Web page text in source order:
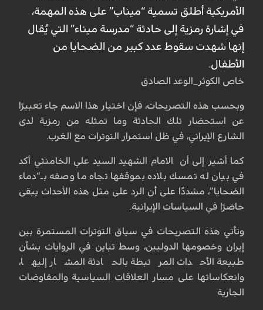
الأمريكية أطلق تسمية “ميناب” على هذه المهمة،
في إشارة رمزية إلى حادثة “مدرسة ميناء” التي يُقال
إنها شهدت سقوط عدد كبير من الضحايا من
الأطفال.
خاص الكوثر_الوعد الصادق
وبحسب هذه التصريحات، فإن اختيار هذا الاسم جاء تعبيرًا
عن استحضار تلك الحادثة وما تمثله من رمزية لدى
الشارع الإيراني، في ظل استمرار التوترات مع الغرب.
كما أشير إلى أن الامام الشهيد السيد علي الخامنئي أكد
في بيان له تمسك بلاده بموقفها تجاه ما وصفه بـ“دماء
الضحايا”، مشددًا على أن الرد على مثل هذه الأحداث يبقى
حاضرًا في السياسات الإيرانية.
وتأتي هذه التصريحات في سياق التوترات المستمرة بين
إيران وخصومها الدوليين، وسط تباين في الروايات بشأن
طبيعة الأحداث المرتبطة بالحادثة المشار إليها،
وانعكاساتها على مسار العلاقات السياسية والمفاوضات
الجارية